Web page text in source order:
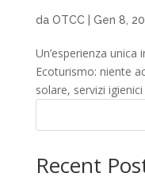
da OTCC| Gen 8,
Un’esperienza unica
Ecoturismo: niente
solare, servizi
Recent